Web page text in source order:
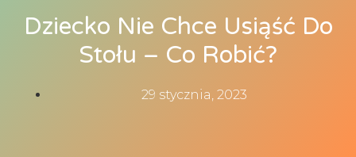
Dziecko Nie Chce Usiąść Do
Stołu – Co Robić?
29 stycznia, 2023